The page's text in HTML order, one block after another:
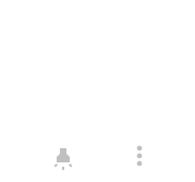
highlight more_vert